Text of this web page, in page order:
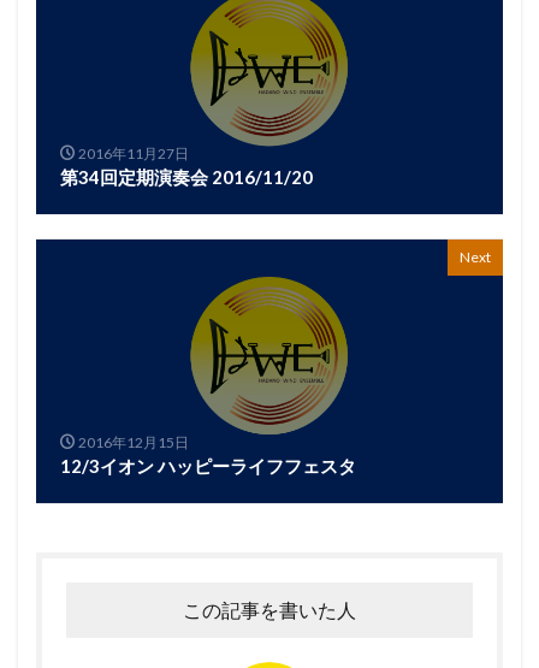
2016年11月27日
第34回定期演奏会 2016/11/20
Next
2016年12月15日
12/3イオン ハッピーライフフェスタ
この記事を書いた人